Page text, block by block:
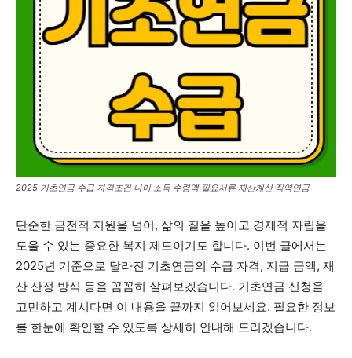
2025 기초연금 수급 자격조건 나이 소득 수령액 필요서류 재산계산 직역연금
단순한 금전적 지원을 넘어, 삶의 질을 높이고 경제적 자립을
도울 수 있는 중요한 복지 제도이기도 합니다. 이번 글에서는
2025년 기준으로 달라진 기초연금의 수급 자격, 지급 금액, 재
산 산정 방식 등을 꼼꼼히 살펴보겠습니다. 기초연금 신청을
고민하고 계시다면 이 내용을 끝까지 읽어보세요. 필요한 정보
를 한눈에 확인할 수 있도록 상세히 안내해 드리겠습니다.